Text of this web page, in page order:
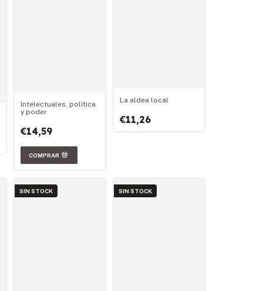
Intelectuales, política
y poder
€14,59
La aldea local
€11,26
SIN STOCK SIN STOCK